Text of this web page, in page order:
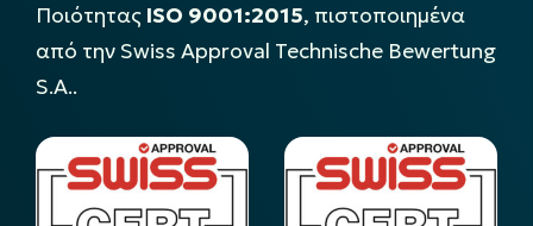
Ποιότητας ISO 9001:2015, πιστοποιημένα
από την Swiss Approval Technische Bewertung
S.A..